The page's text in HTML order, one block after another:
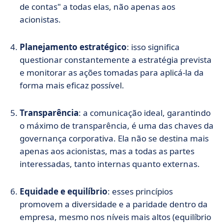
de contas" a todas elas, não apenas aos
acionistas.
Planejamento estratégico: isso significa
questionar constantemente a estratégia prevista
e monitorar as ações tomadas para aplicá-la da
forma mais eficaz possível.
Transparência: a comunicação ideal, garantindo
o máximo de transparência, é uma das chaves da
governança corporativa. Ela não se destina mais
apenas aos acionistas, mas a todas as partes
interessadas, tanto internas quanto externas.
Equidade e equilíbrio: esses princípios
promovem a diversidade e a paridade dentro da
empresa, mesmo nos níveis mais altos (equilíbrio